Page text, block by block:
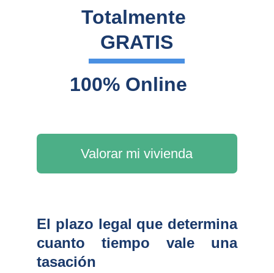
Totalmente
GRATIS
Valorar mi vivienda
100% Online
El plazo legal que determina
cuanto tiempo vale una
tasación